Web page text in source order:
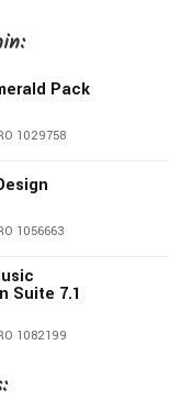
Pack
1029758
1056663
Suite 7.1
1082199
Suite 7.1